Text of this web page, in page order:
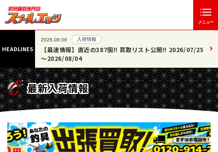
メニュー
HEADLINES
公開!! 2026/07/25
2026.08.06
【新着情報】ロッド・ルアー・小物など 30点掲載
した!!
最新入荷情報